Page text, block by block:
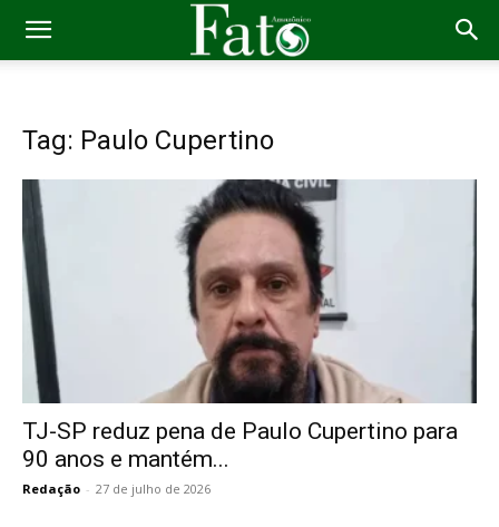
Tag: Paulo Cupertino
TJ-SP reduz pena de Paulo Cupertino para
90 anos e mantém...
Redação - 27 de julho de 2026